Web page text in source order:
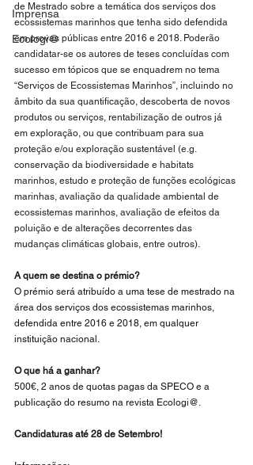
Imprensa
Ecologi@
de Mestrado sobre a temática dos serviços dos
ecossistemas marinhos que tenha sido defendida
em provas públicas entre 2016 e 2018. Poderão
candidatar-se os autores de teses concluídas com
sucesso em tópicos que se enquadrem no tema
“Serviços de Ecossistemas Marinhos”, incluindo no
âmbito da sua quantificação, descoberta de novos
produtos ou serviços, rentabilização de outros já
em exploração, ou que contribuam para sua
proteção e/ou exploração sustentável (e.g.
conservação da biodiversidade e habitats
marinhos, estudo e proteção de funções ecológicas
marinhas, avaliação da qualidade ambiental de
ecossistemas marinhos, avaliação de efeitos da
poluição e de alterações decorrentes das
mudanças climáticas globais, entre outros).
A quem se destina o prémio?
O prémio será atribuído a uma tese de mestrado na
área dos serviços dos ecossistemas marinhos,
defendida entre 2016 e 2018, em qualquer
instituição nacional.
O que há a ganhar?
500€, 2 anos de quotas pagas da SPECO e a
publicação do resumo na revista Ecologi@.
Candidaturas até 28 de Setembro!